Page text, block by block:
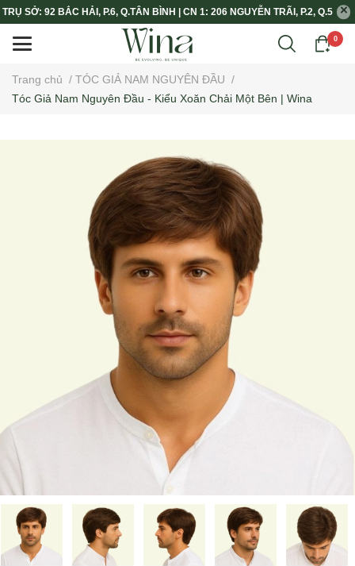
TRỤ SỞ: 92 BẮC HẢI, P.6, Q.TÂN BÌNH | CN 1: 206 NGUYỄN TRÃI, P.2, Q.5
0
Trang chủ / TÓC GIẢ NAM NGUYÊN ĐẦU /
Tóc Giả Nam Nguyên Đầu - Kiểu Xoăn Chải Một Bên | Wina